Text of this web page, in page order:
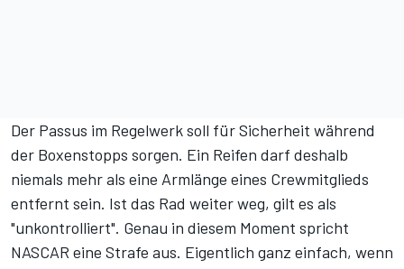
Der Passus im Regelwerk soll für Sicherheit während
der Boxenstopps sorgen. Ein Reifen darf deshalb
niemals mehr als eine Armlänge eines Crewmitglieds
entfernt sein. Ist das Rad weiter weg, gilt es als
"unkontrolliert". Genau in diesem Moment spricht
NASCAR eine Strafe aus. Eigentlich ganz einfach, wenn